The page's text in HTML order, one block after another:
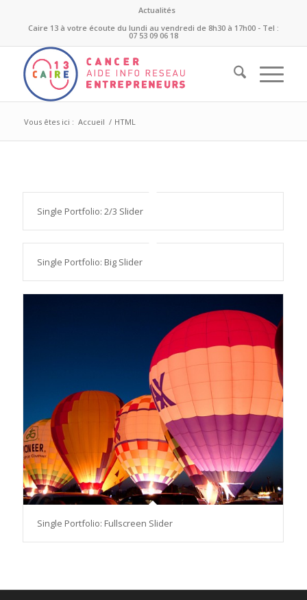
Actualités
Caire 13 à votre écoute du lundi au vendredi de 8h30 à 17h00 - Tel :
07 53 09 06 18
Vous êtes ici : Accueil / HTML
Single Portfolio: 2/3 Slider
Single Portfolio: Big Slider
Single Portfolio: Fullscreen Slider